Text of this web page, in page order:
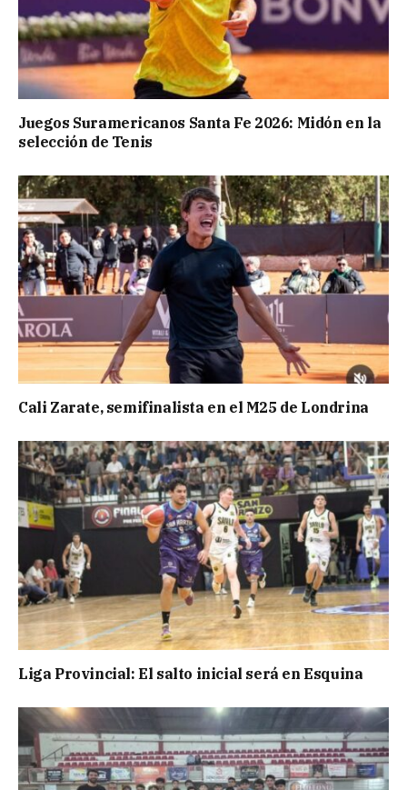
Juegos Suramericanos Santa Fe 2026: Midón en la
selección de Tenis
Cali Zarate, semifinalista en el M25 de Londrina
Liga Provincial: El salto inicial será en Esquina